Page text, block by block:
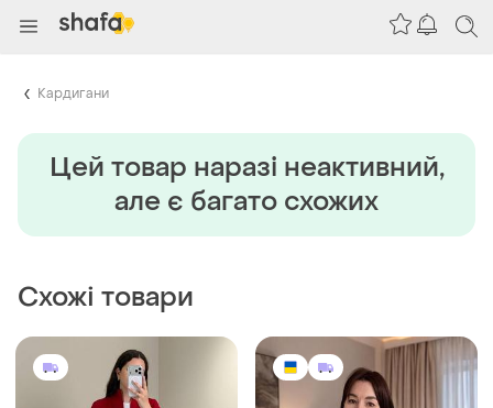
Кардигани
Цей товар наразi неактивний,
але є багато схожих
Схожі товари